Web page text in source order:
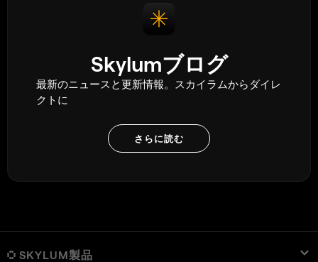
Skylumブログ
最新のニュースと更新情報。スカイラムからダイレ
クトに
さらに読む
SKYLUM製品